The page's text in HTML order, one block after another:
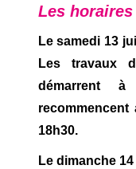
Les horaires
Le samedi 13
Les travaux
démarrent
18h30.
Le dimanche